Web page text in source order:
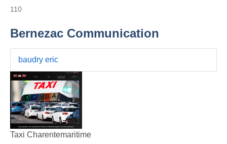
110
Bernezac Communication
baudry eric
Taxi Charentemaritime